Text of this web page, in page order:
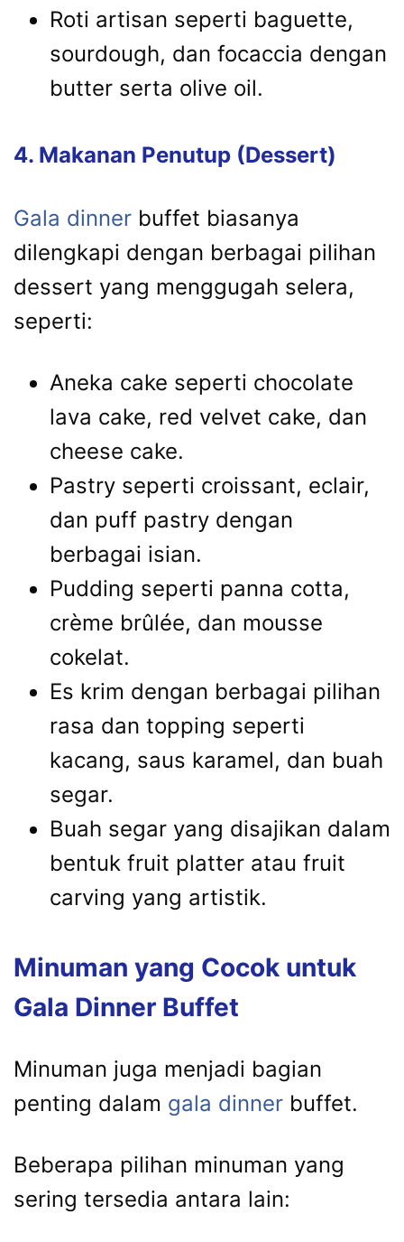
Roti artisan seperti baguette,
sourdough, dan focaccia dengan
butter serta olive oil.
4. Makanan Penutup (Dessert)
Gala dinner buffet biasanya
dilengkapi dengan berbagai pilihan
dessert yang menggugah selera,
seperti:
Aneka cake seperti chocolate
lava cake, red velvet cake, dan
cheese cake.
Pastry seperti croissant, eclair,
dan puff pastry dengan
berbagai isian.
Pudding seperti panna cotta,
crème brûlée, dan mousse
cokelat.
Es krim dengan berbagai pilihan
rasa dan topping seperti
kacang, saus karamel, dan buah
segar.
Buah segar yang disajikan dalam
bentuk fruit platter atau fruit
carving yang artistik.
Minuman yang Cocok untuk
Gala Dinner Buffet
Minuman juga menjadi bagian
penting dalam gala dinner buffet.
Beberapa pilihan minuman yang
sering tersedia antara lain: